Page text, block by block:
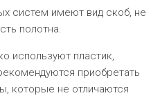
систем имеют вид скоб, не
полотна.
используют пластик,
приобретать
которые не отличаются